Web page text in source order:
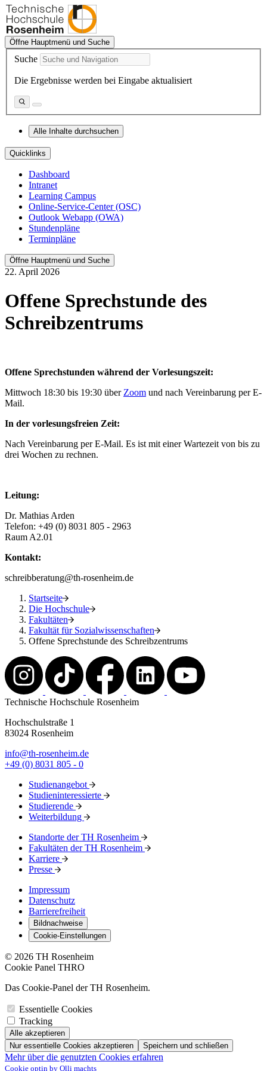
Öffne Hauptmenü und Suche
Suche
Die Ergebnisse werden bei Eingabe aktualisiert
Alle Inhalte durchsuchen
Quicklinks
Dashboard
Intranet
Learning Campus
Online-Service-Center (OSC)
Outlook Webapp (OWA)
Stundenpläne
Terminpläne
Öffne Hauptmenü und Suche
22. April 2026
Offene Sprechstunde des
Schreibzentrums
Offene Sprechstunden während der Vorlesungszeit:
Mittwoch 18:30 bis 19:30 überZoom und nach Vereinbarung per E-
Mail.
In der vorlesungsfreien Zeit:
Nach Vereinbarung per E-Mail. Es ist mit einer Wartezeit von bis zu
drei Wochen zu rechnen.
Leitung:
Dr. Mathias Arden
Telefon: +49 (0) 8031 805 - 2963
Raum A2.01
Kontakt:
schreibberatung@th-rosenheim.de
Startseite
Die Hochschule
Fakultäten
Fakultät für Sozialwissenschaften
Offene Sprechstunde des Schreibzentrums
Technische Hochschule Rosenheim
Hochschulstraße 1
83024 Rosenheim
info@th-rosenheim.de
+49 (0) 8031 805 - 0
Studienangebot
Studieninteressierte
Studierende
Weiterbildung
Standorte der TH Rosenheim
Fakultäten der TH Rosenheim
Karriere
Presse
Impressum
Datenschutz
Barrierefreiheit
Bildnachweise
Cookie-Einstellungen
© 2026 TH Rosenheim
Cookie Panel THRO
Das Cookie-Panel der TH Rosenheim.
Essentielle Cookies
Tracking
Alle akzeptieren
Nur essentielle Cookies akzeptieren
Speichern und schließen
Mehr über die genutzten Cookies erfahren
Cookie optin by Olli machts